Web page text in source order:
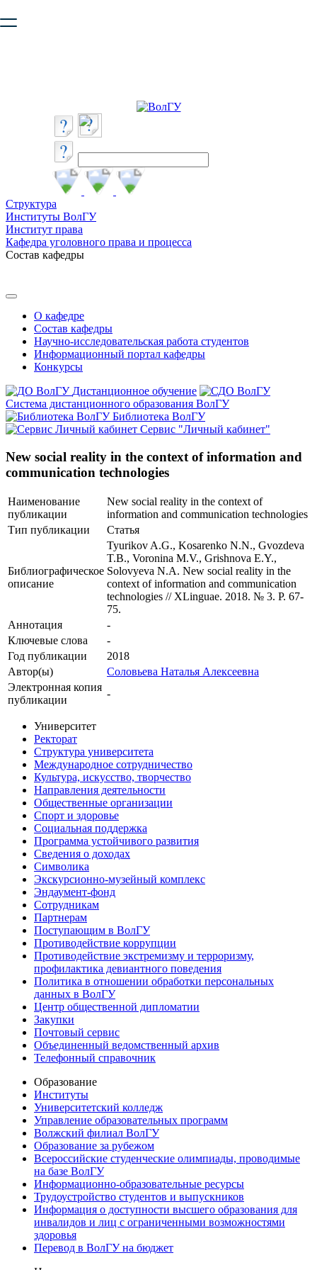
безопасную работу с сайтом. Пожалуйста
Структура
Институты ВолГУ
Институт права
Кафедра уголовного права и процесса
Состав кафедры
О кафедре
Состав кафедры
Научно-исследовательская работа студентов
Информационный портал кафедры
Конкурсы
Дистанционное обучение
Система дистанционного образования ВолГУ
Библиотека ВолГУ
Сервис "Личный кабинет"
New social reality in the context of information and
communication technologies
Наименование
публикации
New social reality in the context of
information and communication technologies
Тип публикации
Статья
Библиографическое
описание
Tyurikov A.G., Kosarenko N.N., Gvozdeva
T.B., Voronina M.V., Grishnova E.Y.,
Solovyeva N.A. New social reality in the
context of information and communication
technologies // XLinguae. 2018. № 3. P. 67-
75.
Аннотация
-
Ключевые cлова
-
Год публикации
2018
Автор(ы)
Соловьева Наталья Алексеевна
Электронная копия
публикации
-
Университет
Ректорат
Структура университета
Международное сотрудничество
Культура, искусство, творчество
Направления деятельности
Общественные организации
Спорт и здоровье
Социальная поддержка
Программа устойчивого развития
Сведения о доходах
Символика
Экскурсионно-музейный комплекс
Эндаумент-фонд
Сотрудникам
Партнерам
Поступающим в ВолГУ
Противодействие коррупции
Противодействие экстремизму и терроризму,
профилактика девиантного поведения
Политика в отношении обработки персональных
данных в ВолГУ
Центр общественной дипломатии
Закупки
Почтовый сервис
Объединенный ведомственный архив
Телефонный справочник
Образование
Институты
Университетский колледж
Управление образовательных программ
Волжский филиал ВолГУ
Образование за рубежом
Всероссийские студенческие олимпиады, проводимые
на базе ВолГУ
Информационно-образовательные ресурсы
Трудоустройство студентов и выпускников
Информация о доступности высшего образования для
инвалидов и лиц с ограниченными возможностями
здоровья
Перевод в ВолГУ на бюджет